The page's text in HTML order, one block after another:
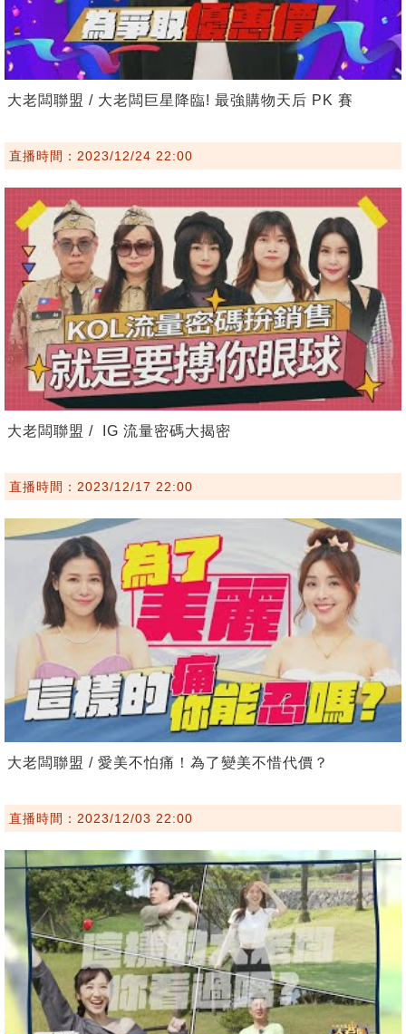
大老闆聯盟 / 大老闆巨星降臨! 最強購物天后 PK 賽
直播時間：2023/12/24 22:00
大老闆聯盟 / IG 流量密碼大揭密
直播時間：2023/12/17 22:00
大老闆聯盟 / 愛美不怕痛！為了變美不惜代價？
直播時間：2023/12/03 22:00